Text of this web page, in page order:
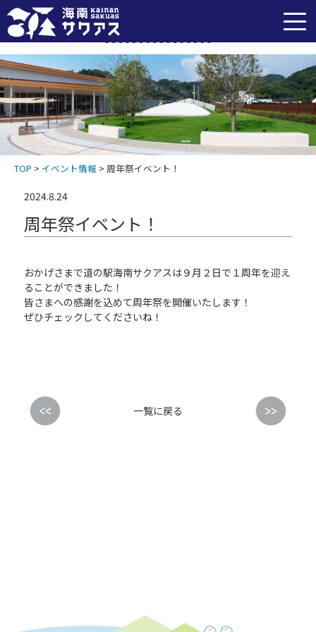
イベント情報
TOP > イベント情報 > 周年祭イベント！
2024.8.24
周年祭イベント！
おかげさまで道の駅海南サクアスは９月２日で１周年を迎え
ることができました！
皆さまへの感謝を込めて周年祭を開催いたします！
ぜひチェックしてくださいね！
<< 一覧に戻る >>